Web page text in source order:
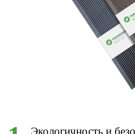
Экологичность и